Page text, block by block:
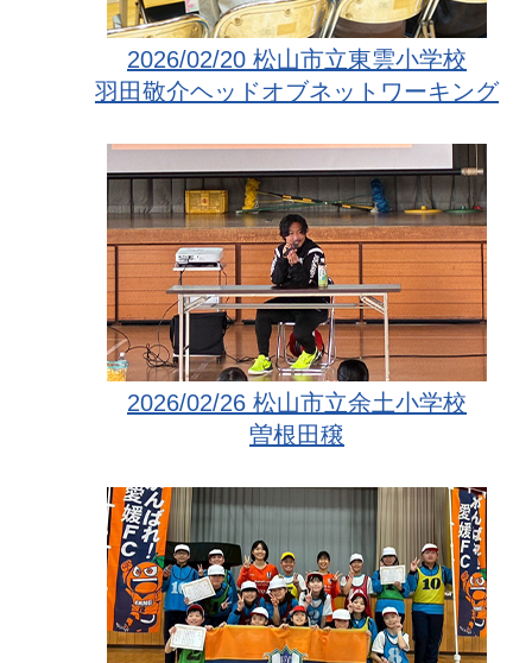
2026/02/20 松山市立東雲小学校
羽田敬介ヘッドオブネットワーキング
2026/02/26 松山市立余土小学校
曽根田穣